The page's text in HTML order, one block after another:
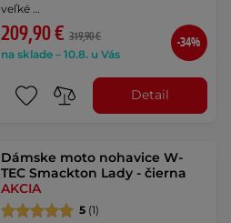
veľké …
209,90 € 319,90 €
na sklade – 10.8. u Vás
-34%
Detail
Dámske moto nohavice W-
TEC Smackton Lady - čierna
AKCIA
5 (1)